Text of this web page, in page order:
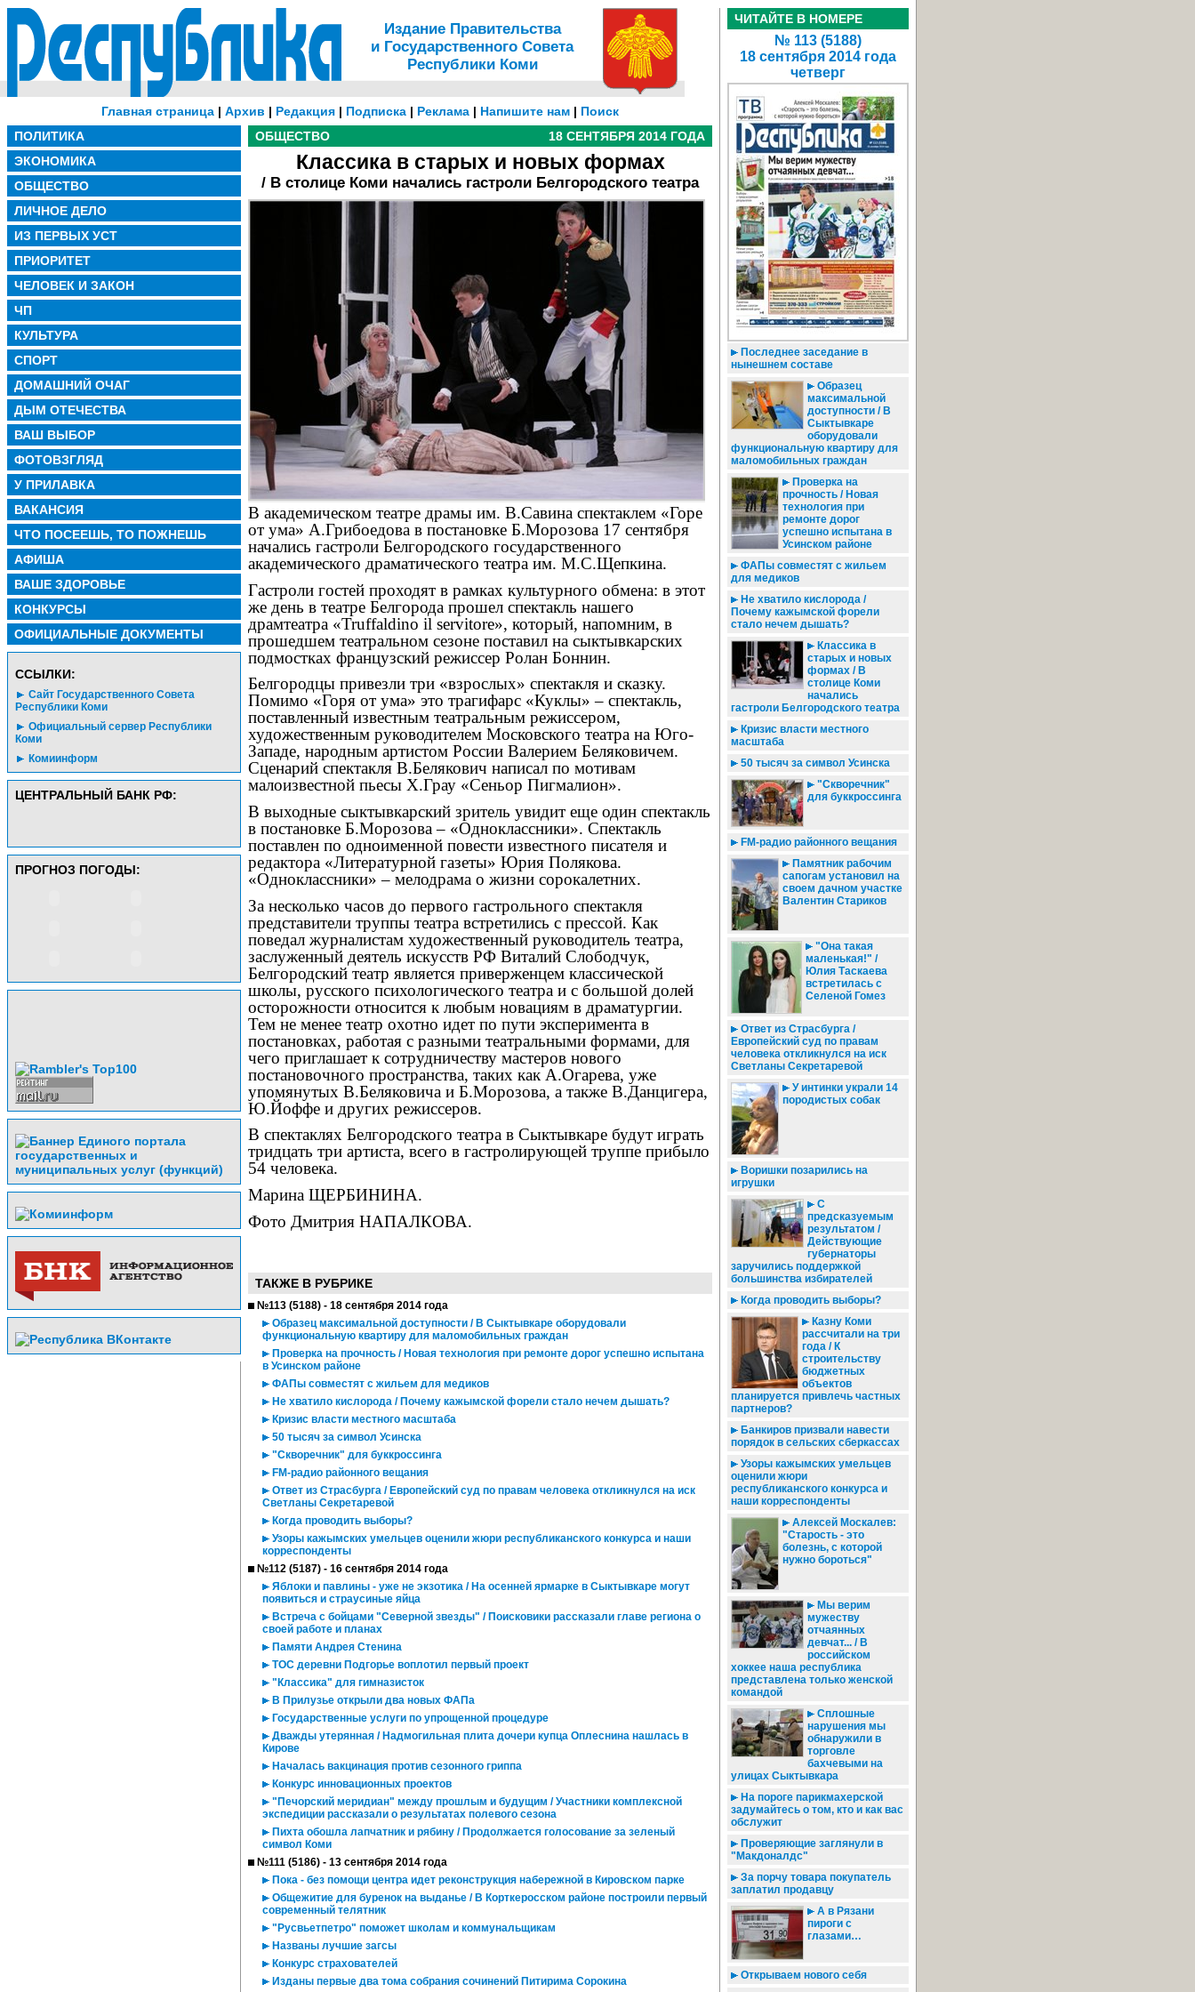
Издание Правительства
и Государственного Совета
Республики Коми
Главная страница| Архив | Редакция| Подписка| Реклама| Напишите нам| Поиск
ПОЛИТИКА
ЭКОНОМИКА
ОБЩЕСТВО
ЛИЧНОЕ ДЕЛО
ИЗ ПЕРВЫХ УСТ
ПРИОРИТЕТ
ЧЕЛОВЕК И ЗАКОН
ЧП
КУЛЬТУРА
СПОРТ
ДОМАШНИЙ ОЧАГ
ДЫМ ОТЕЧЕСТВА
ВАШ ВЫБОР
ФОТОВЗГЛЯД
У ПРИЛАВКА
ВАКАНСИЯ
ЧТО ПОСЕЕШЬ, ТО ПОЖНЕШЬ
АФИША
ВАШЕ ЗДОРОВЬЕ
КОНКУРСЫ
ОФИЦИАЛЬНЫЕ ДОКУМЕНТЫ
CСЫЛКИ:
Сайт Государственного Совета
Республики Коми
Официальный сервер Республики
Коми
Комиинформ
ЦЕНТРАЛЬНЫЙ БАНК РФ:
ПРОГНОЗ ПОГОДЫ:
ОБЩЕСТВО 18 СЕНТЯБРЯ 2014 ГОДА
Классика в старых и новых формах
/ В столице Коми начались гастроли Белгородского театра
В академическом театре драмы им. В.Савина спектаклем «Горе
от ума» А.Грибоедова в постановке Б.Морозова 17 сентября
начались гастроли Белгородского государственного
академического драматического театра им. М.С.Щепкина.
Гастроли гостей проходят в рамках культурного обмена: в этот
же день в театре Белгорода прошел спектакль нашего
драмтеатра «Truffaldino il servitore», который, напомним, в
прошедшем театральном сезоне поставил на сыктывкарских
подмостках французский режиссер Ролан Боннин.
Белгородцы привезли три «взрослых» спектакля и сказку.
Помимо «Горя от ума» это трагифарс «Куклы» – спектакль,
поставленный известным театральным режиссером,
художественным руководителем Московского театра на Юго-
Западе, народным артистом России Валерием Беляковичем.
Сценарий спектакля В.Белякович написал по мотивам
малоизвестной пьесы Х.Грау «Сеньор Пигмалион».
В выходные сыктывкарский зритель увидит еще один спектакль
в постановке Б.Морозова – «Одноклассники». Спектакль
поставлен по одноименной повести известного писателя и
редактора «Литературной газеты» Юрия Полякова.
«Одноклассники» – мелодрама о жизни сорокалетних.
За несколько часов до первого гастрольного спектакля
представители труппы театра встретились с прессой. Как
поведал журналистам художественный руководитель театра,
заслуженный деятель искусств РФ Виталий Слободчук,
Белгородский театр является приверженцем классической
школы, русского психологического театра и с большой долей
осторожности относится к любым новациям в драматургии.
Тем не менее театр охотно идет по пути эксперимента в
постановках, работая с разными театральными формами, для
чего приглашает к сотрудничеству мастеров нового
постановочного пространства, таких как А.Огарева, уже
упомянутых В.Беляковича и Б.Морозова, а также В.Данцигера,
Ю.Йоффе и других режиссеров.
В спектаклях Белгородского театра в Сыктывкаре будут играть
тридцать три артиста, всего в гастролирующей труппе прибыло
54 человека.
Марина ЩЕРБИНИНА.
Фото Дмитрия НАПАЛКОВА.
ТАКЖЕ В РУБРИКЕ
№113 (5188) - 18 сентября 2014 года
Образец максимальной доступности / В Сыктывкаре оборудовали
функциональную квартиру для маломобильных граждан
Проверка на прочность / Новая технология при ремонте дорог успешно испытана
в Усинском районе
ФАПы совместят с жильем для медиков
Не хватило кислорода / Почему кажымской форели стало нечем дышать?
Кризис власти местного масштаба
50 тысяч за символ Усинска
"Скворечник" для буккроссинга
FM-радио районного вещания
Ответ из Страсбурга / Европейский суд по правам человека откликнулся на иск
Светланы Секретаревой
Когда проводить выборы?
Узоры кажымских умельцев оценили жюри республиканского конкурса и наши
корреспонденты
№112 (5187) - 16 сентября 2014 года
Яблоки и павлины - уже не экзотика / На осенней ярмарке в Сыктывкаре могут
появиться и страусиные яйца
Встреча с бойцами "Северной звезды" / Поисковики рассказали главе региона о
своей работе и планах
Памяти Андрея Стенина
ТОС деревни Подгорье воплотил первый проект
"Классика" для гимназисток
В Прилузье открыли два новых ФАПа
Государственные услуги по упрощенной процедуре
Дважды утерянная / Надмогильная плита дочери купца Оплеснина нашлась в
Кирове
Началась вакцинация против сезонного гриппа
Конкурс инновационных проектов
"Печорский меридиан" между прошлым и будущим / Участники комплексной
экспедиции рассказали о результатах полевого сезона
Пихта обошла лапчатник и рябину / Продолжается голосование за зеленый
символ Коми
№111 (5186) - 13 сентября 2014 года
Пока - без помощи центра идет реконструкция набережной в Кировском парке
Общежитие для буренок на выданье / В Корткеросском районе построили первый
современный телятник
"Русвьетпетро" поможет школам и коммунальщикам
Названы лучшие загсы
Конкурс страхователей
Изданы первые два тома собрания сочинений Питирима Сорокина
ЧИТАЙТЕ В НОМЕРЕ
№ 113 (5188)
18 сентября 2014 года
четверг
Последнее заседание в
нынешнем составе
Образец
максимальной
доступности / В
Сыктывкаре
оборудовали
функциональную квартиру для
маломобильных граждан
Проверка на
прочность / Новая
технология при
ремонте дорог
успешно испытана в
Усинском районе
ФАПы совместят с жильем
для медиков
Не хватило кислорода /
Почему кажымской форели
стало нечем дышать?
Классика в
старых и новых
формах / В
столице Коми
начались
гастроли Белгородского театра
Кризис власти местного
масштаба
50 тысяч за символ Усинска
"Скворечник"
для буккроссинга
FM-радио районного вещания
Памятник рабочим
сапогам установил на
своем дачном участке
Валентин Стариков
"Она такая
маленькая!" /
Юлия Таскаева
встретилась с
Селеной Гомез
Ответ из Страсбурга /
Европейский суд по правам
человека откликнулся на иск
Светланы Секретаревой
У интинки украли 14
породистых собак
Воришки позарились на
игрушки
С
предсказуемым
результатом /
Действующие
губернаторы
заручились поддержкой
большинства избирателей
Когда проводить выборы?
Казну Коми
рассчитали на три
года / К
строительству
бюджетных
объектов
планируется привлечь частных
партнеров?
Банкиров призвали навести
порядок в сельских сберкассах
Узоры кажымских умельцев
оценили жюри
республиканского конкурса и
наши корреспонденты
Алексей Москалев:
"Старость - это
болезнь, с которой
нужно бороться"
Мы верим
мужеству
отчаянных
девчат... / В
российском
хоккее наша республика
представлена только женской
командой
Сплошные
нарушения мы
обнаружили в
торговле
бахчевыми на
улицах Сыктывкара
На пороге парикмахерской
задумайтесь о том, кто и как вас
обслужит
Проверяющие заглянули в
"Макдоналдс"
За порчу товара покупатель
заплатил продавцу
А в Рязани
пироги с
глазами…
Открываем нового себя